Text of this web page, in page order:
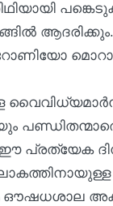
പ്രത്യേക